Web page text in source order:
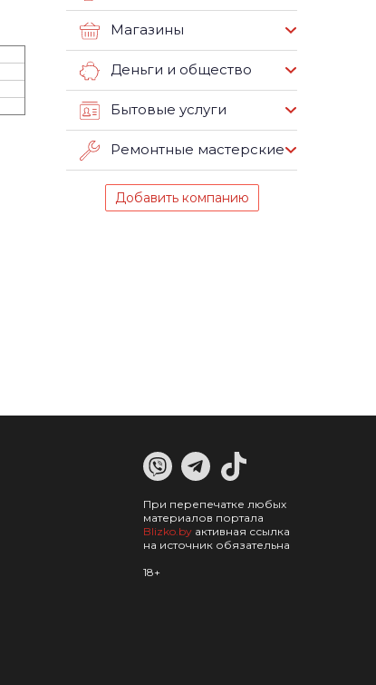
Магазины
Деньги и общество
Бытовые услуги
Ремонтные мастерские
Добавить компанию
При перепечатке любых
материалов портала
Blizko.by активная ссылка
на источник обязательна
18+